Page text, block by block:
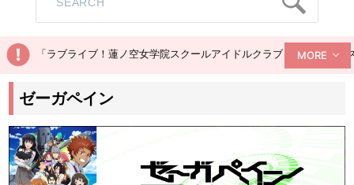
「ラブライブ！蓮ノ空女学院スクールアイドルクラブ ぬいぐるみ
MORE
ゼーガペイン